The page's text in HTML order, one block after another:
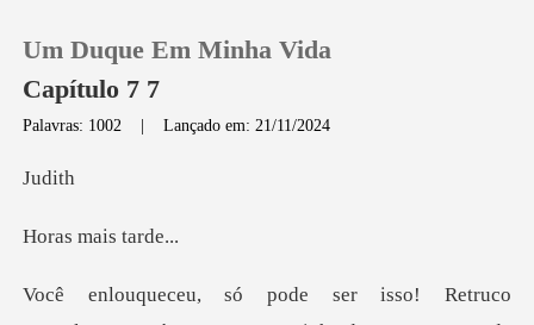
Loja
Histórico
Um Duque Em Minha Vida
Capítulo 7 7
Palavras: 1002 |Lançado em: 21/11/2024
di
mais t